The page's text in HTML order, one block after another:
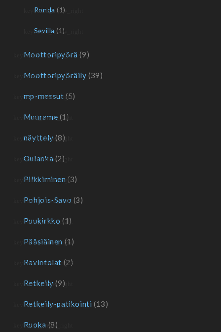
Ronda (1)
Sevilla (1)
Moottoripyörä (9)
Moottoripyöräily (39)
mp-messut (5)
Muurame (1)
näyttely (8)
Oulanka (2)
Pilkkiminen (3)
Pohjois-Savo (3)
Puukirkko (1)
Pääsiäinen (1)
Ravintolat (2)
Retkeily (9)
Retkeily-patikointi (13)
Ruoka (8)